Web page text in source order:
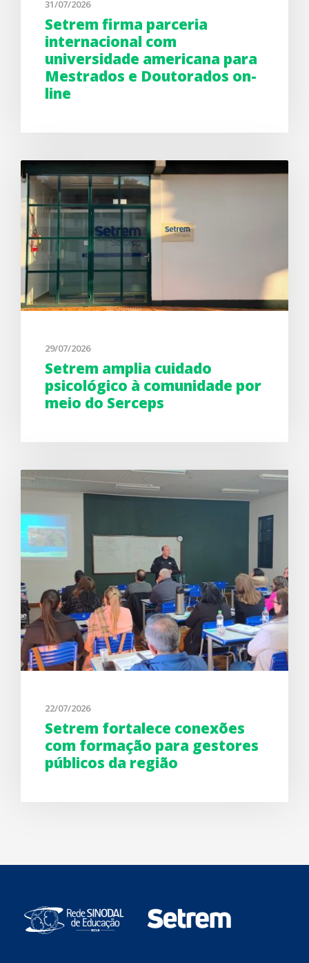
31/07/2026
Setrem firma parceria
internacional com
universidade americana para
Mestrados e Doutorados on-
line
29/07/2026
Setrem amplia cuidado
psicológico à comunidade por
meio do Serceps
22/07/2026
Setrem fortalece conexões
com formação para gestores
públicos da região